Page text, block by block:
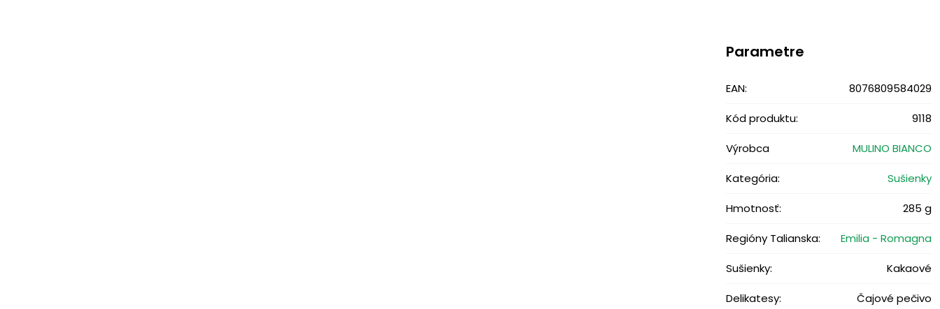
Parametre
EAN: 8076809584029
Kód produktu: 9118
Výrobca MULINO BIANCO
Kategória: Sušienky
Hmotnosť: 285 g
Regióny Talianska: Emilia - Romagna
Sušienky: Kakaové
Delikatesy: Čajové pečivo